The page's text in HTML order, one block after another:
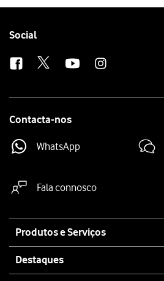
Follow
Social
Contacta-nos
WhatsApp
Fala connosco
map
Produtos e Serviços
Destaques